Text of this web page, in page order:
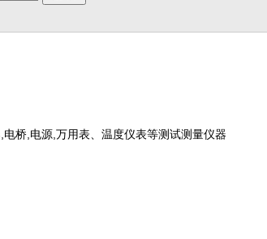
桥,电源,万用表、温度仪表等测试测量仪器